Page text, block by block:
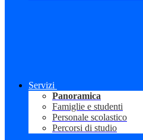
Servizi
Panoramica
Famiglie e studenti
Personale scolastico
Percorsi di studio